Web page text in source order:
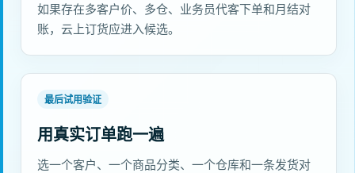
如果存在多客户价、多仓、业务员代客下单和月结对
账，云上订货应进入候选。
最后试用验证
用真实订单跑一遍
选一个客户、一个商品分类、一个仓库和一条发货对